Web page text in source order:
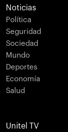
Noticias
Política
Seguridad
Sociedad
Mundo
Deportes
Economía
Salud
Unitel TV